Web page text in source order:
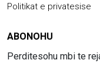
Politikat e privatesise
ABONOHU
Perditesohu mbi te